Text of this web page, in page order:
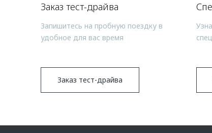
Заказ тест-драйва
Запишитесь на пробную поездку в
удобное для вас время
Заказ тест-драйва